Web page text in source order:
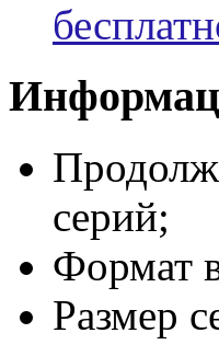
серий;
Формат
Размер